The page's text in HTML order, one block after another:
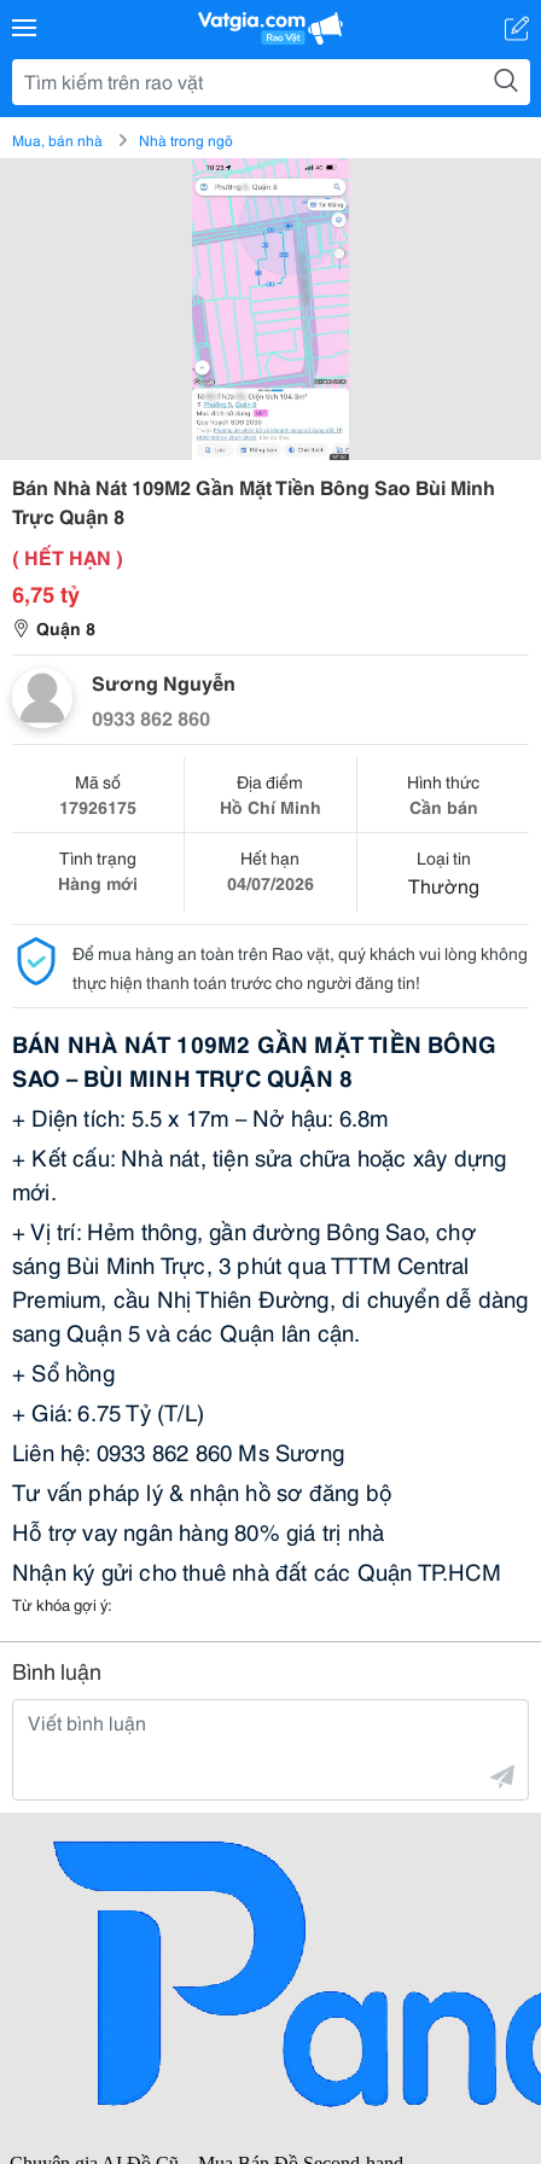
Mua, bán nhà Nhà trong ngõ
Bán Nhà Nát 109M2 Gần Mặt Tiền Bông Sao Bùi Minh
Trực Quận 8
( HẾT HẠN )
6,75 tỷ
Quận 8
Sương Nguyễn
0933 862 860
Mã số
17926175
Địa điểm
Hồ Chí Minh
Hình thức
Cần bán
Tình trạng
Hàng mới
Hết hạn
04/07/2026
Loại tin
Thường
Để mua hàng an toàn trên Rao vặt, quý khách vui lòng không
thực hiện thanh toán trước cho người đăng tin!
BÁN NHÀ NÁT 109M2 GẦN MẶT TIỀN BÔNG
SAO – BÙI MINH TRỰC QUẬN 8
+ Diện tích: 5.5 x 17m – Nở hậu: 6.8m
+ Kết cấu: Nhà nát, tiện sửa chữa hoặc xây dựng
mới.
+ Vị trí: Hẻm thông, gần đường Bông Sao, chợ
sáng Bùi Minh Trực, 3 phút qua TTTM Central
Premium, cầu Nhị Thiên Đường, di chuyển dễ dàng
sang Quận 5 và các Quận lân cận.
+ Sổ hồng
+ Giá: 6.75 Tỷ (T/L)
Liên hệ: 0933 862 860 Ms Sương
Tư vấn pháp lý & nhận hồ sơ đăng bộ
Hỗ trợ vay ngân hàng 80% giá trị nhà
Nhận ký gửi cho thuê nhà đất các Quận TP.HCM
Từ khóa gợi ý:
Bình luận